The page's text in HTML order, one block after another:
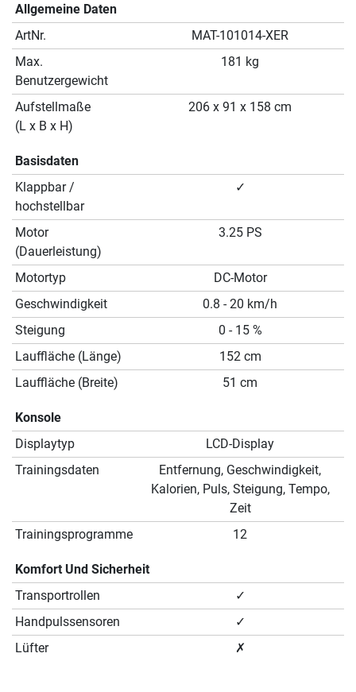
Allgemeine Daten
ArtNr.
MAT-101014-XER
Max.
Benutzergewicht
181 kg
Aufstellmaße
(L x B x H)
206 x 91 x 158 cm
Basisdaten
Klappbar /
hochstellbar
✓
Motor
(Dauerleistung)
3.25 PS
Motortyp
DC-Motor
Geschwindigkeit
0.8 - 20 km/h
Steigung
0 - 15 %
Lauffläche (Länge)
152 cm
Lauffläche (Breite)
51 cm
Konsole
Displaytyp
LCD-Display
Trainingsdaten
Entfernung, Geschwindigkeit,
Kalorien, Puls, Steigung, Tempo,
Zeit
Trainingsprogramme
12
Komfort Und Sicherheit
Transportrollen
✓
Handpulssensoren
✓
Lüfter
✗